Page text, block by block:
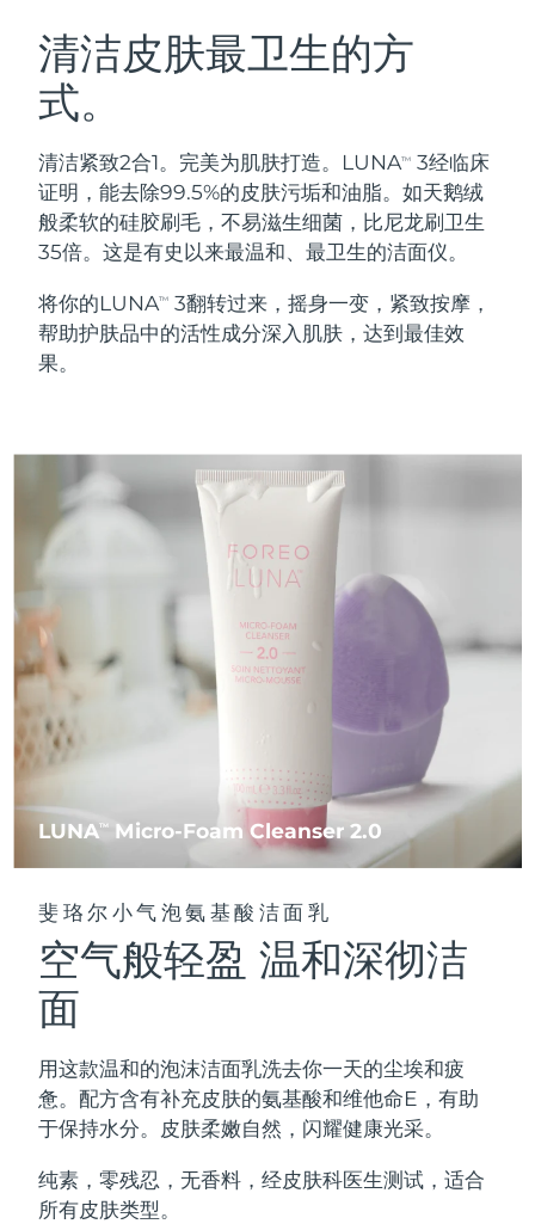
清洁皮肤最卫生的方
式。
清洁紧致2合1。完美为肌肤打造。LUNATM
3经临床
证明，能去除99.5%的皮肤污垢和油脂。如天鹅绒
般柔软的硅胶刷毛，不易滋生细菌，比尼龙刷卫生
35倍。这是有史以来最温和、最卫生的洁面仪。
将你的LUNATM
3翻转过来，摇身一变，紧致按摩，
帮助护肤品中的活性成分深入肌肤，达到最佳效
果。
LUNATM Micro-Foam Cleanser 2.0
斐珞尔小气泡氨基酸洁面乳
空气般轻盈 温和深彻洁
面
用这款温和的泡沫洁面乳洗去你一天的尘埃和疲
惫。配方含有补充皮肤的氨基酸和维他命E，有助
于保持水分。皮肤柔嫩自然，闪耀健康光采。
纯素，零残忍，无香料，经皮肤科医生测试，适合
所有皮肤类型。
LUNA™ 4 套装
Anti-aging massage
LUNA™ 4 Plus
Massage, LED heating
For men, anti-aging massage
LUNA™ 4 mini
For young skin, T-zone
LUNA™ 4 go
For travel or gym bag
LUNA™ 护肤
Premium cleansers & balm
LUNA™ 设备
All facial cleansing devices
BEAR™ 2 套装
Microcurrent toning
BEAR™ 2 go
Microcurrent toning on-the-go
Microcurrent line smoothing device
面部提拉护理
Premium anti-aging skincare
BEAR™ 设备
All premium facelift devices
UFO™ 3 套装
Near-infrared and red light therapy
device
UFO™ 3 mini
Red light therapy device for young skin
UFO™ 3 go
Portable red light therapy
Rejuvenation & hydration
UFO™ 设备
All deep facial hydration devices
issa™ 4
issa™ 4 plus
Smart hybrid silicone sonic toothbrush
issa™ 4 smile
Hybrid silicone sonic toothbrush
issa™ 4 baby
For ages 0-3
issa™ Teeth Whitening Set
Dual LED + sonic device & 18% PAP gel
ISSA™ 设备
All silicone sonic toothbrushes
FAQ™ 抗老护理
抗老
FAQ™ 101
Clinical anti-aging
FAQ™ 102
Advanced clinical anti-aging
FAQ™ 103
Luxurious clinical anti-aging set
FAQ™ P1 Primer
FAQ™产品
All anti-aging treatments
LED治疗
FAQ™ 201
LED mask
FAQ™ 202
LED mask
FAQ™ 211
Anti-aging neck & décolleté LED mask
FAQ™ 221
FAQ™产品
All LED treatments
生发
FAQ™ 301
LED hair strengthening scalp massager
FAQ™ Scalp Serum
Scalp recovery probiotic serum
FAQ™护肤品
All FAQ™ skincare
All hair treatments
肌肤年轻化
NEW
FAQ™ 501
Full-Spectrum Red Light Therapy
FAQ™ 502
Full-Spectrum Red Light Therapy
FAQ™ Red Light Serum
All FAQ™ skincare
FAQ™ products
All toning treatments
NEW
脱毛
Professional IPL hair removal device
IPL hair removal
Microcurrent body toning
Massaging body brush
痘肌护理
ESPADA™ 2 plus
Recurring acne LED therapy
眼部护理
BEAR™ 2 eyes & lips
Microcurrent line smoothing device
奥地利 预计送达日期
巴林
比利时 预计送达日期8/11/26
百慕大 预计送达日期8/17/26
波斯尼亚和黑塞哥维那 预计送达日期8/14/26
文莱 预计送达日期8/16/26
保加利亚
智利 预计送达日期
中国
哥伦比亚 预计送达日期
克罗地亚 8/11/26
塞浦路斯 8/12/26
捷克 预计送达日期
丹麦 预计送达日期8/11/26
芬兰
法国
德国 预计送达日期8/11/26
希腊